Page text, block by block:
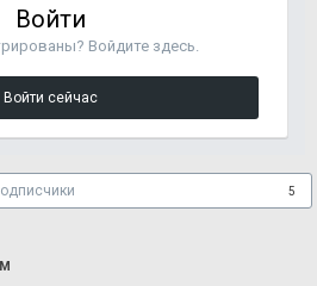
Войти
Войдите здесь.
Войти сейчас
5